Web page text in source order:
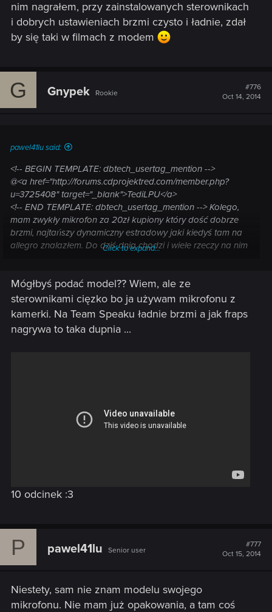
nim nagrałem, przy zainstalowanych sterownikach
i dobrych ustawieniach brzmi czysto i ładnie, zdał
by się taki w filmach z modem
G Gnypek Rookie
#776
Oct 14, 2014
pawel41lu said:
<!-- BEGIN TEMPLATE: dbtech_usertag_mention -->
@<a href="http://forums.cdprojektred.com/member.php?
u=3725408" target="_blank">TediLPU</a>
<!-- END TEMPLATE: dbtech_usertag_mention --> Kolego,
mam zwykły mikrofon za 20zł kupiony który dość dobrze
brzmi, najtańszy dynamiczny estradowy jaki kiedyś tam na
allegro znalazłem. Do dziś dnia chodzi i wiele rzeczy na nim
z modem
Click to expand...
Mógłbyś podać model?? Wiem, ale ze
sterownikami cięzko bo ja używam mikrofonu z
kamerki. Na Team Speaku ładnie brzmi a jak fraps
nagrywa to taka dupnia ...
10 odcinek :3
P pawel41lu Senior user
#777
Oct 15, 2014
Niestety, sam nie znam modelu swojego
mikrofonu. Nie mam już opakowania, a tam coś